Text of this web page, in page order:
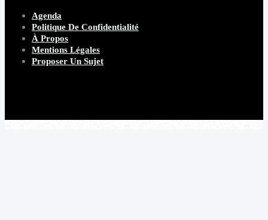
Agenda
Politique De Confidentialité
À Propos
Mentions Légales
Proposer Un Sujet